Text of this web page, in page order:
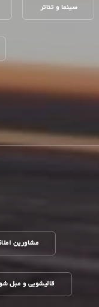
سینما و تئاتر
مشاورین
قالیشویی و مبل